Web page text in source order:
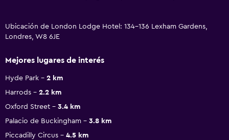
Ubicación de London Lodge Hotel: 134-136 Lexham Gardens,
Londres, W8 6JE
Mejores lugares de interés
Hyde Park
2 km
Harrods
2.2 km
Oxford Street
3.4 km
Palacio de Buckingham
3.8 km
Piccadilly Circus
4.5 km